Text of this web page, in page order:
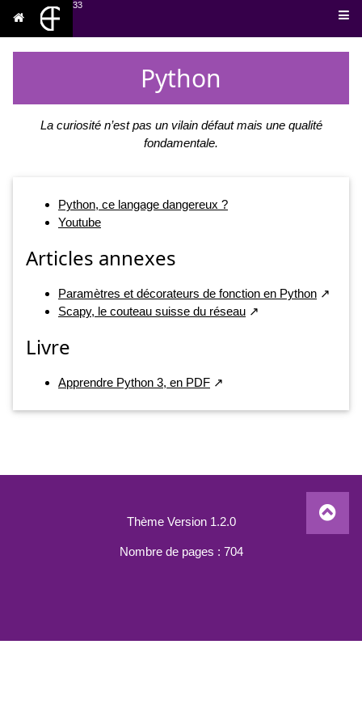
33
Python
La curiosité n’est pas un vilain défaut mais une qualité
fondamentale.
Python, ce langage dangereux ?
Youtube
Articles annexes
Paramètres et décorateurs de fonction en Python
Scapy, le couteau suisse du réseau
Livre
Apprendre Python 3, en PDF
Thème Version 1.2.0
Nombre de pages : 704